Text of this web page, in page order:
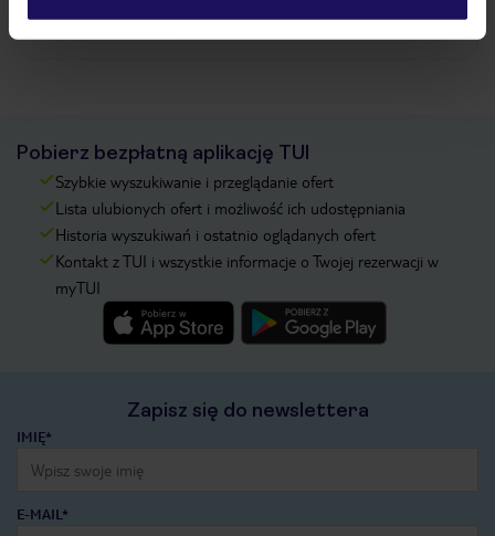
Zobacz więcej
Pobierz bezpłatną aplikację TUI
Szybkie wyszukiwanie i przeglądanie ofert
Lista ulubionych ofert i możliwość ich udostępniania
Historia wyszukiwań i ostatnio oglądanych ofert
Kontakt z TUI i wszystkie informacje o Twojej rezerwacji w
myTUI
Zapisz się do newslettera
IMIĘ*
E-MAIL*